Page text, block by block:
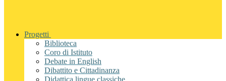
Progetti
Biblioteca
Coro di Istituto
Debate in English
Dibattito e Cittadinanza